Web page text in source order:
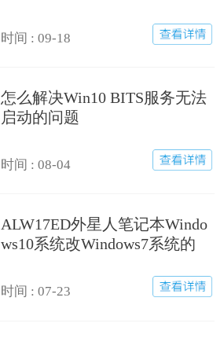
时间 : 09-18
怎么解决Win10 BITS服务无法
启动的问题
时间 : 08-04
ALW17ED外星人笔记本Windo
ws10系统改Windows7系统的
时间 : 07-23